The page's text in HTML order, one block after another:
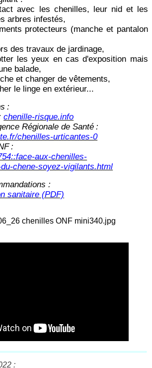
avec les chenilles, leur nid et les
arbres infestés,
protecteurs (manche et pantalon
des travaux de jardinage,
les yeux en cas d'exposition mais
balade,
et changer de vêtements,
le linge en extérieur...
:
chenille-risque.info
Régionale de Santé :
chenilles-urticantes-0
:
aux-chenilles-
chene-soyez-vigilants.html
:
sanitaire (PDF)
: